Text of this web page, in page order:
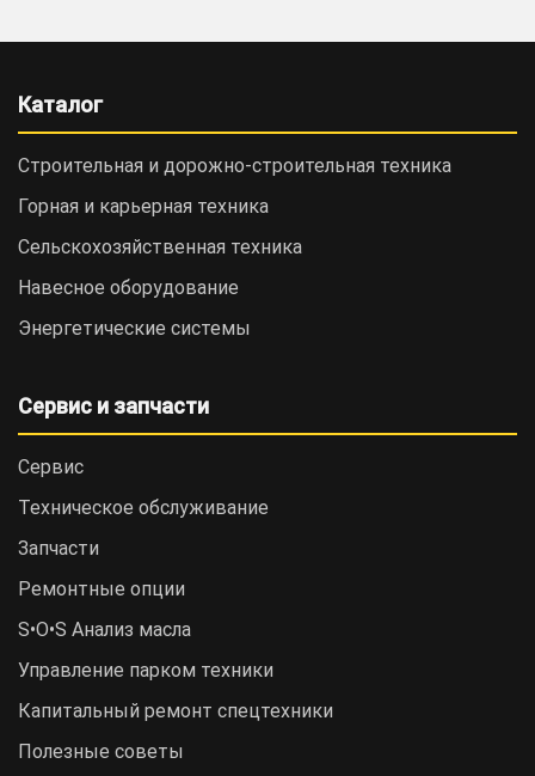
Каталог
Строительная и дорожно-cтроительная техника
Горная и карьерная техника
Сельскохозяйственная техника
Навесное оборудование
Энергетические системы
Сервис и запчасти
Сервис
Техническое обслуживание
Запчасти
Ремонтные опции
S•O•S Анализ масла
Управление парком техники
Капитальный ремонт спецтехники
Полезные советы